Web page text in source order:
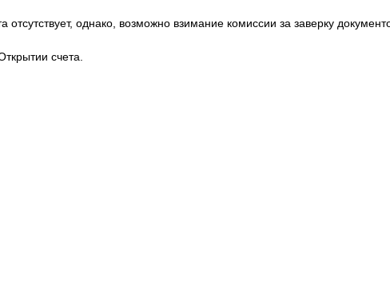
отсутствует, однако, возможно взимание комиссии за заверку
счета.